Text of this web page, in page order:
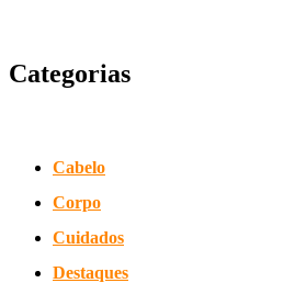
Categorias
Cabelo
Corpo
Cuidados
Destaques